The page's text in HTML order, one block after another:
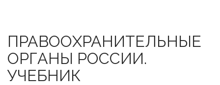
ПРАВООХРАНИТЕЛЬНЫЕ
ОРГАНЫ РОССИИ.
УЧЕБНИК